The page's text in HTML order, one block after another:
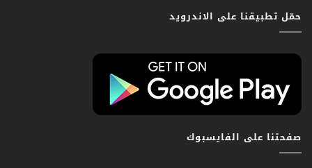
حمّل تطبيقنا على الاندرويد
صفحتنا على الفايسبوك